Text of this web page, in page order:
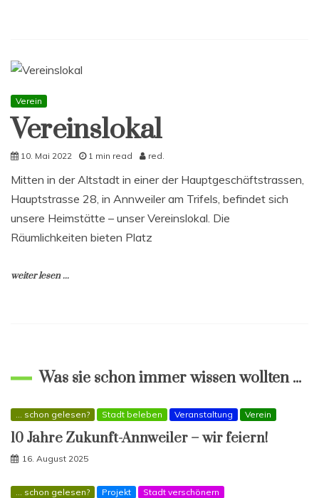
Verein
Vereinslokal
10. Mai 2022 1 min read red.
Mitten in der Altstadt in einer der Hauptgeschäftstrassen,
Hauptstrasse 28, in Annweiler am Trifels, befindet sich
unsere Heimstätte – unser Vereinslokal. Die
Räumlichkeiten bieten Platz
weiter lesen ...
Was sie schon immer wissen wollten ...
... schon gelesen? Stadt beleben Veranstaltung Verein
10 Jahre Zukunft-Annweiler – wir feiern!
16. August 2025
... schon gelesen? Projekt Stadt verschönern